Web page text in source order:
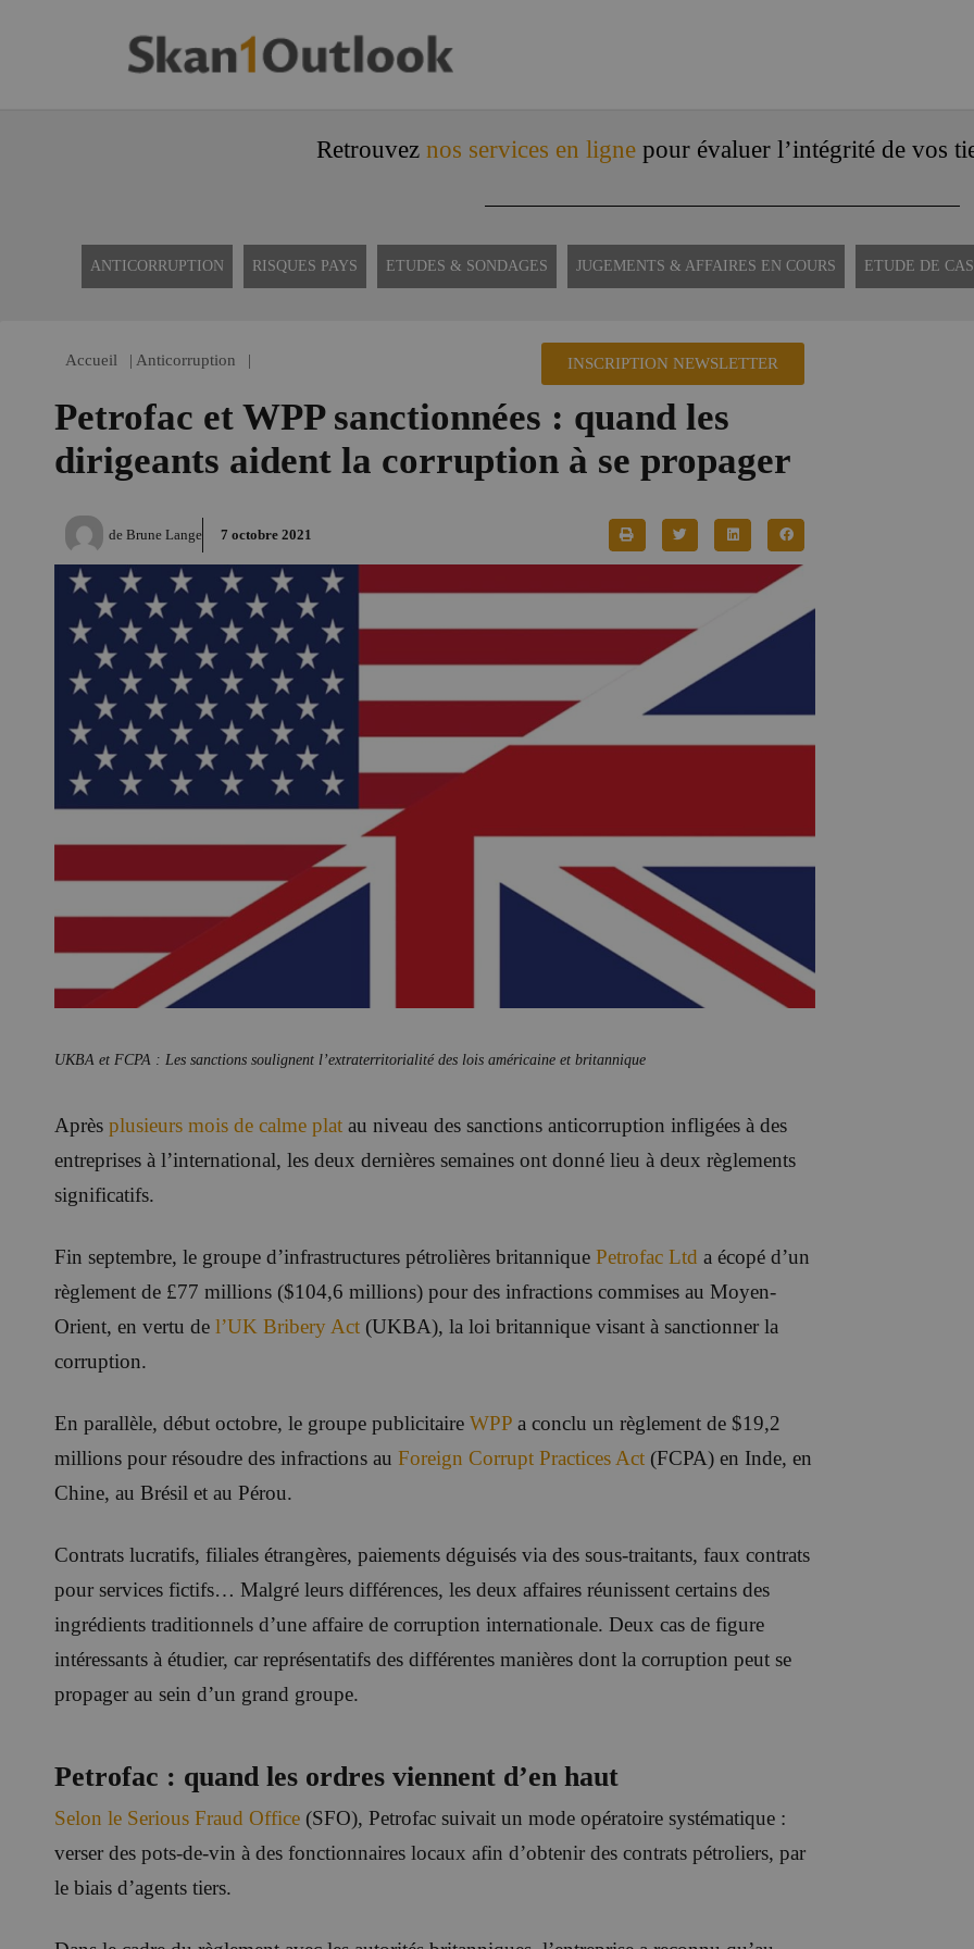
Retrouvez nos services en lignepour évaluer l’intégrité de vos
ANTICORRUPTION RISQUES PAYS ETUDES & SONDAGES JUGEMENTS & AFFAIRES EN COURS ETUDE DE CAS
Accueil | Anticorruption | INSCRIPTION NEWSLETTER
Petrofac et WPP sanctionnées : quand les
dirigeants aident la corruption à se propager
de Brune Lange 7 octobre 2021
UKBA et FCPA : Les sanctions soulignent l’extraterritorialité des lois américaine et britannique
Après plusieurs mois de calme plat au niveau des sanctions anticorruption infligées à des
entreprises à l’international, les deux dernières semaines ont donné lieu à deux règlements
significatifs.
Fin septembre, le groupe d’infrastructures pétrolières britannique Petrofac Ltd a écopé d’un
règlement de £77 millions ($104,6 millions) pour des infractions commises au Moyen-
Orient, en vertu de l’UK Bribery Act (UKBA), la loi britannique visant à sanctionner la
corruption.
En parallèle, début octobre, le groupe publicitaire WPP a conclu un règlement de $19,2
millions pour résoudre des infractions au Foreign Corrupt Practices Act (FCPA) en Inde, en
Chine, au Brésil et au Pérou.
Contrats lucratifs, filiales étrangères, paiements déguisés via des sous-traitants, faux contrats
pour services fictifs… Malgré leurs différences, les deux affaires réunissent certains des
ingrédients traditionnels d’une affaire de corruption internationale. Deux cas de figure
intéressants à étudier, car représentatifs des différentes manières dont la corruption peut se
propager au sein d’un grand groupe.
Petrofac : quand les ordres viennent d’en haut
Selon le Serious Fraud Office (SFO), Petrofac suivait un mode opératoire systématique :
verser des pots-de-vin à des fonctionnaires locaux afin d’obtenir des contrats pétroliers, par
le biais d’agents tiers.